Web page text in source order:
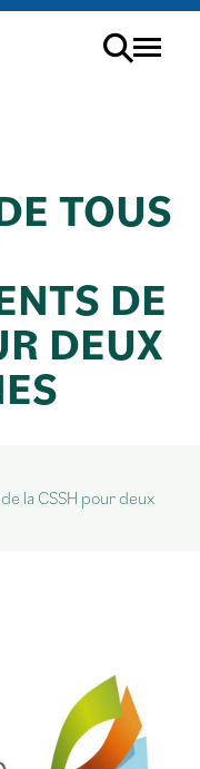
Menu
TOUS
DE
DEUX
la CSSH pour deux